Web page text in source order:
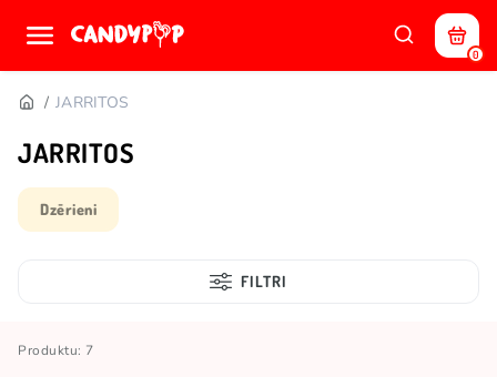
0
JARRITOS
JARRITOS
Dzērieni
FILTRI
Produktu: 7